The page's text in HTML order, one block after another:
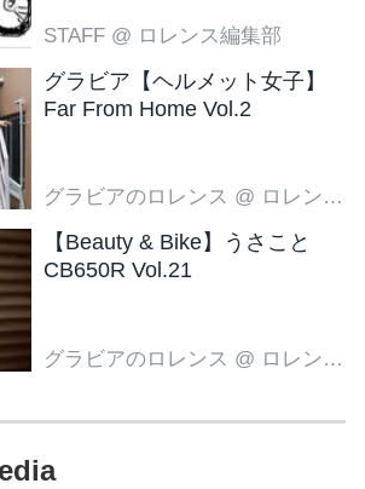
STAFF @ ロレンス編集部
グラビア【ヘルメット女子】
Far From Home Vol.2
グラビアのロレンス @ ロレンス編集部
【Beauty & Bike】うさこと
CB650R Vol.21
グラビアのロレンス @ ロレンス編集部